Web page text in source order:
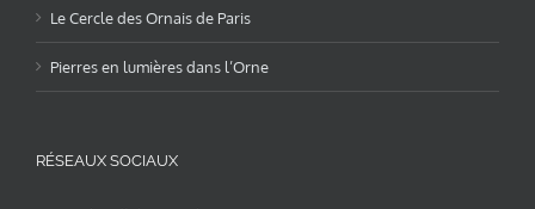
Le Cercle des Ornais de Paris
Pierres en lumières dans l’Orne
RÉSEAUX SOCIAUX